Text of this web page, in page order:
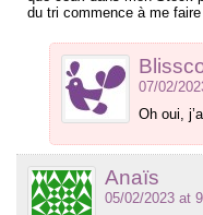
du tri commence à me
07/02/
Oh oui,
Anaïs
05/02/2023 at